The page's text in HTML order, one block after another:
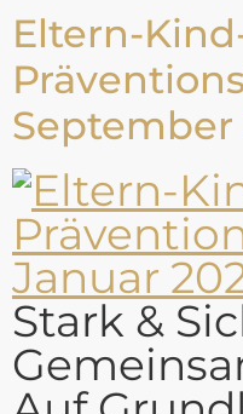
Eltern-
September
Stark &